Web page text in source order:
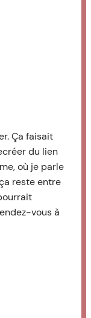
Ça faisait
du lien
où je parle
reste entre
vous à